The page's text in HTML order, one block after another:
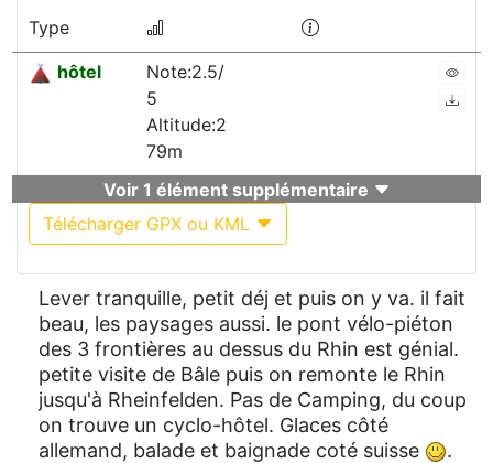
Type
hôtel
Note:2.5/
5
Altitude:2
79m
Voir 1 élément supplémentaire
Télécharger GPX ou KML
Lever tranquille, petit déj et puis on y va. il fait
beau, les paysages aussi. le pont vélo-piéton
des 3 frontières au dessus du Rhin est génial.
petite visite de Bâle puis on remonte le Rhin
jusqu'à Rheinfelden. Pas de Camping, du coup
on trouve un cyclo-hôtel. Glaces côté
allemand, balade et baignade coté suisse
.